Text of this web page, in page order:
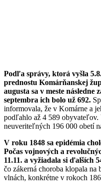
Podľa správy, ktorá vyšla
prednostu Komárňanskej
augusta sa v meste následne
septembra ich bolo už 692.
informovala, že v Komárne a
podľahlo až 4 589 obyvateľov.
neuveriteľných 196 000 obetí
V roku 1848 sa epidémia
Počas vojnových a
11.11. a vyžiadala si ďalších
čo zákerná choroba klopala na
vlnách, konkrétne v rokoch